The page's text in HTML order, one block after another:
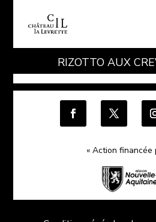
RIZOTTO AUX
« Action financée